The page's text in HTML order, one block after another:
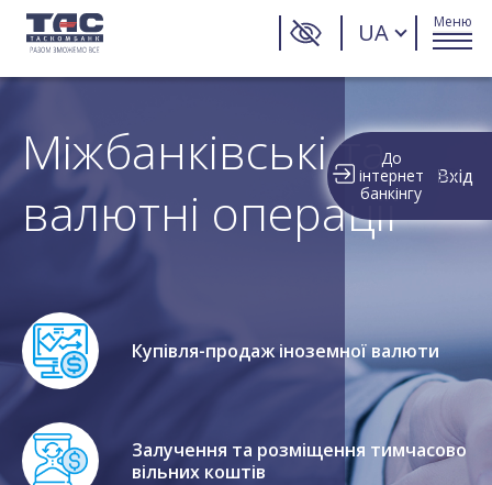
UA Меню
До
інтернет
банкінгу
Вхід
Міжбанківські та
валютні операції
Купівля-продаж іноземної валюти
Залучення та розміщення тимчасово
вільних коштів